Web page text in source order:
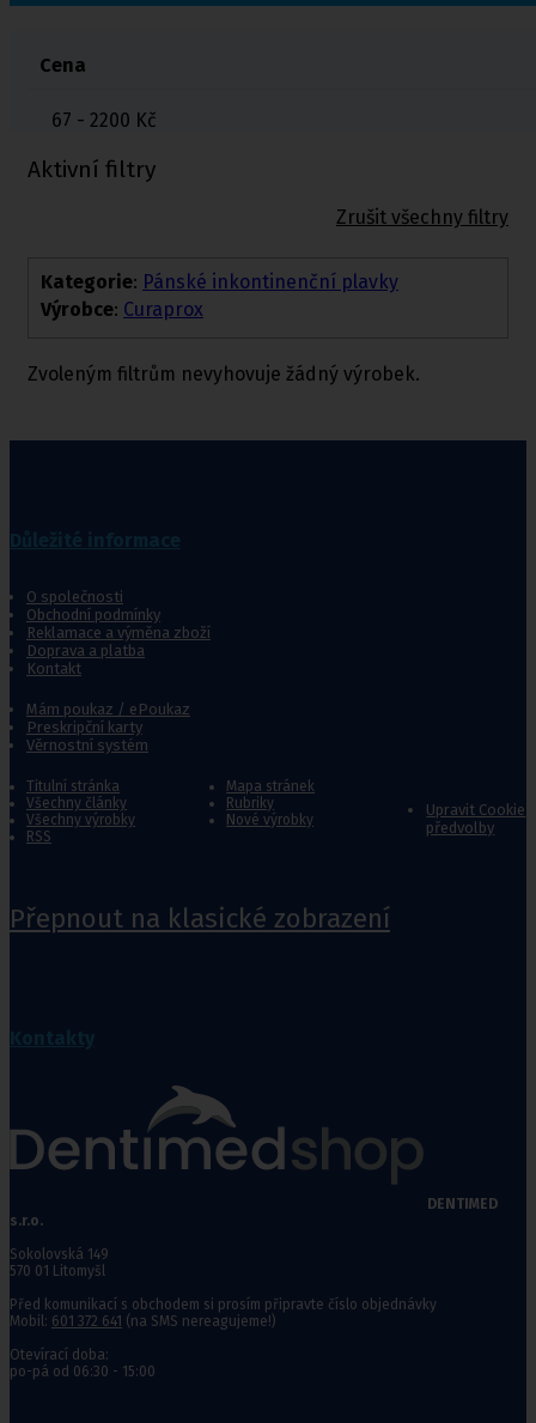
Cena
67 - 2200 Kč
Aktivní filtry
Zrušit všechny filtry
Kategorie: Pánské inkontinenční plavky
Výrobce: Curaprox
Zvoleným filtrům nevyhovuje žádný výrobek.
O společnosti
Obchodní podmínky
Reklamace a výměna zboží
Doprava a platba
Kontakt
Mám poukaz / ePoukaz
Preskripční karty
Věrnostní systém
Titulní stránka
Mapa stránek
Všechny články
Rubriky
Všechny výrobky
Nové výrobky
RSS
Upravit Cookie
předvolby
Přepnout na klasické zobrazení
DENTIMED
s.r.o.
Sokolovská 149
570 01 Litomyšl
Před komunikací s obchodem si prosím připravte číslo objednávky
Mobil: 601 372 641 (na SMS nereagujeme!)
Otevírací doba:
po-pá od 06:30 - 15:00